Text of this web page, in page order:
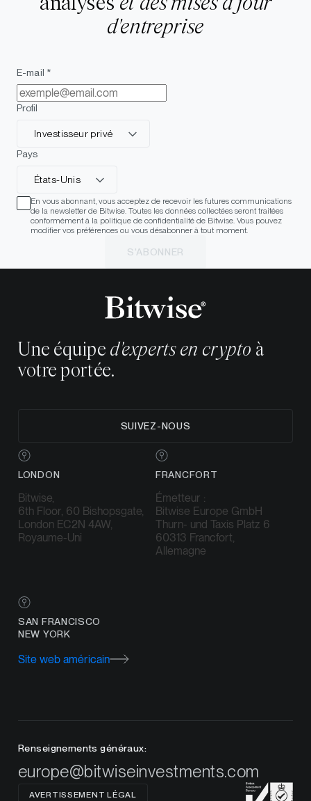
d'entreprise
E-mail *
Profil
Investisseur privé
Pays
États-Unis
En vous abonnant, vous acceptez de recevoir les futures communications
de la newsletter de Bitwise. Toutes les données collectées seront traitées
conformément à la politique de confidentialité de Bitwise. Vous pouvez
modifier vos préférences ou vous désabonner à tout moment.
S'ABONNER
Une équipe d'experts en crypto à
votre portée.
SUIVEZ-NOUS
LONDON
Bitwise,
6th Floor, 60 Bishopsgate,
London EC2N 4AW,
Royaume-Uni
FRANCFORT
Émetteur :
Bitwise Europe GmbH
Thurn- und Taxis Platz 6
60313 Francfort,
Allemagne
SAN FRANCISCO
NEW YORK
Site web américain
Renseignements généraux:
europe@bitwiseinvestments.com
AVERTISSEMENT LÉGAL